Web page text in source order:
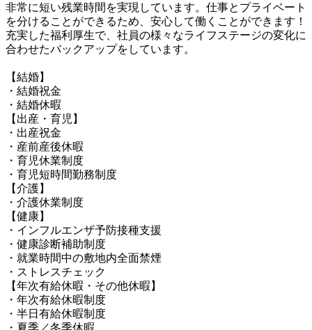
非常に短い残業時間を実現しています。仕事とプライベート
を分けることができるため、安心して働くことができます！
充実した福利厚生で、社員の様々なライフステージの変化に
合わせたバックアップをしています。
【結婚】
・結婚祝金
・結婚休暇
【出産・育児】
・出産祝金
・産前産後休暇
・育児休業制度
・育児短時間勤務制度
【介護】
・介護休業制度
【健康】
・インフルエンザ予防接種支援
・健康診断補助制度
・就業時間中の敷地内全面禁煙
・ストレスチェック
【年次有給休暇・その他休暇】
・年次有給休暇制度
・半日有給休暇制度
・夏季／冬季休暇